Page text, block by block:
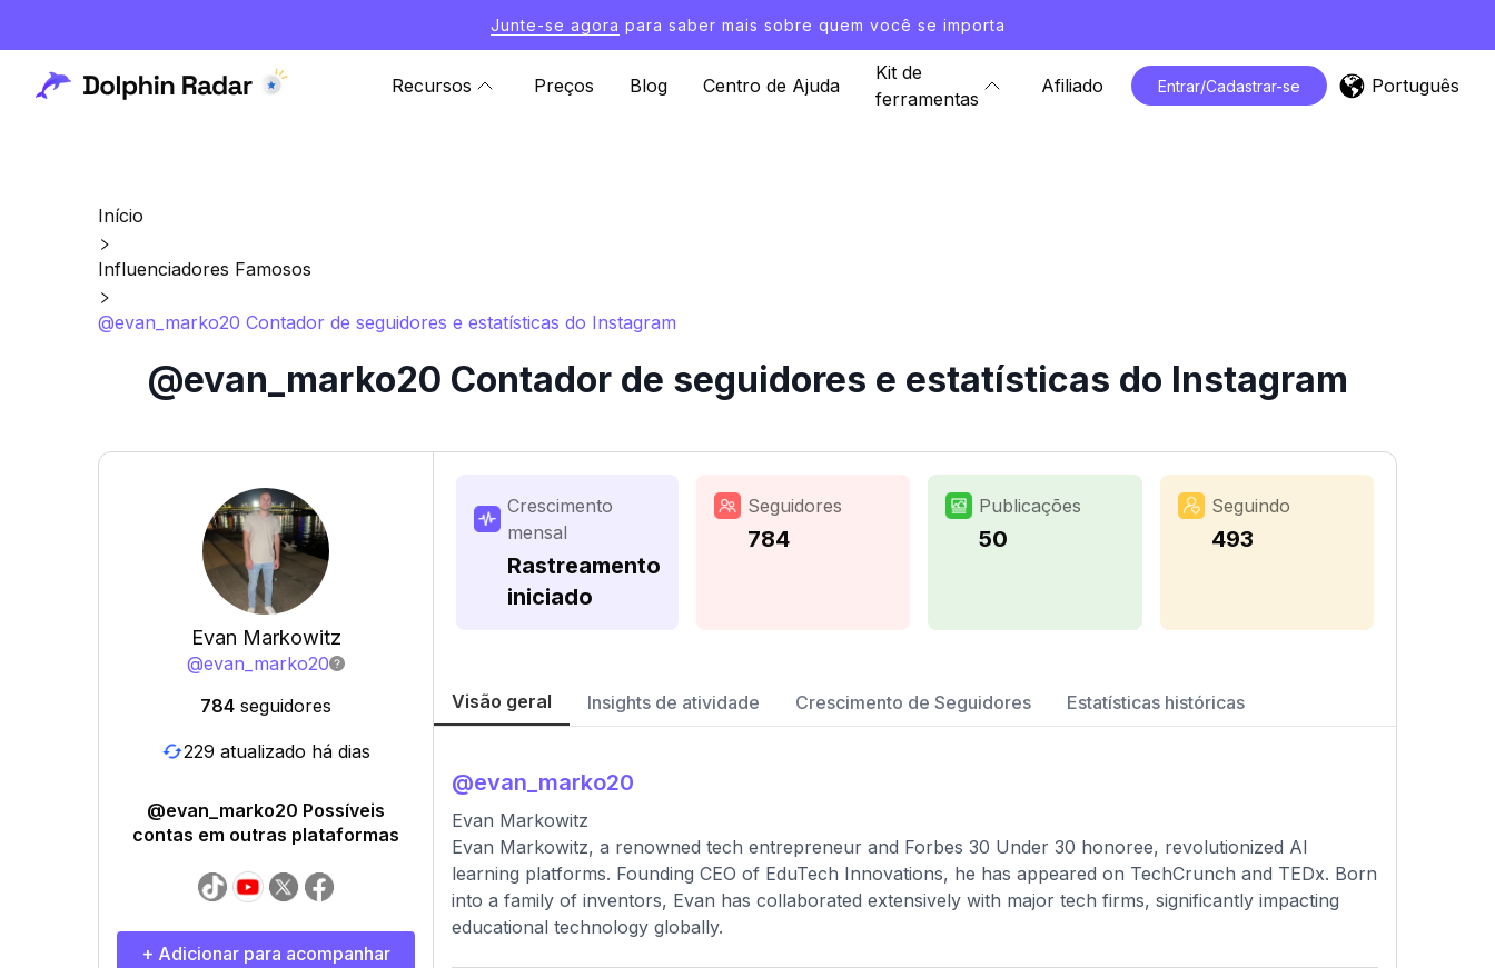
Junte-se agora para saber mais sobre quem você se importa
Recursos Preços Blog Centro de Ajuda
Kit de
ferramentas
Afiliado Entrar/Cadastrar-se Português
Início
Influenciadores Famosos
@evan_marko20 Contador de seguidores e estatísticas do Instagram
@evan_marko20 Contador de seguidores e estatísticas do Instagram
Evan Markowitz
@evan_marko20
784 seguidores
229 atualizado há dias
@evan_marko20 Possíveis
contas em outras plataformas
+ Adicionar para acompanhar
Crescimento
mensal
Rastreamento
iniciado
Seguidores
784
Publicações
50
Seguindo
493
Visão geral Insights de atividade Crescimento de Seguidores Estatísticas históricas
@evan_marko20
Evan Markowitz
Evan Markowitz, a renowned tech entrepreneur and Forbes 30 Under 30 honoree, revolutionized AI
learning platforms. Founding CEO of EduTech Innovations, he has appeared on TechCrunch and TEDx. Born
into a family of inventors, Evan has collaborated extensively with major tech firms, significantly impacting
educational technology globally.